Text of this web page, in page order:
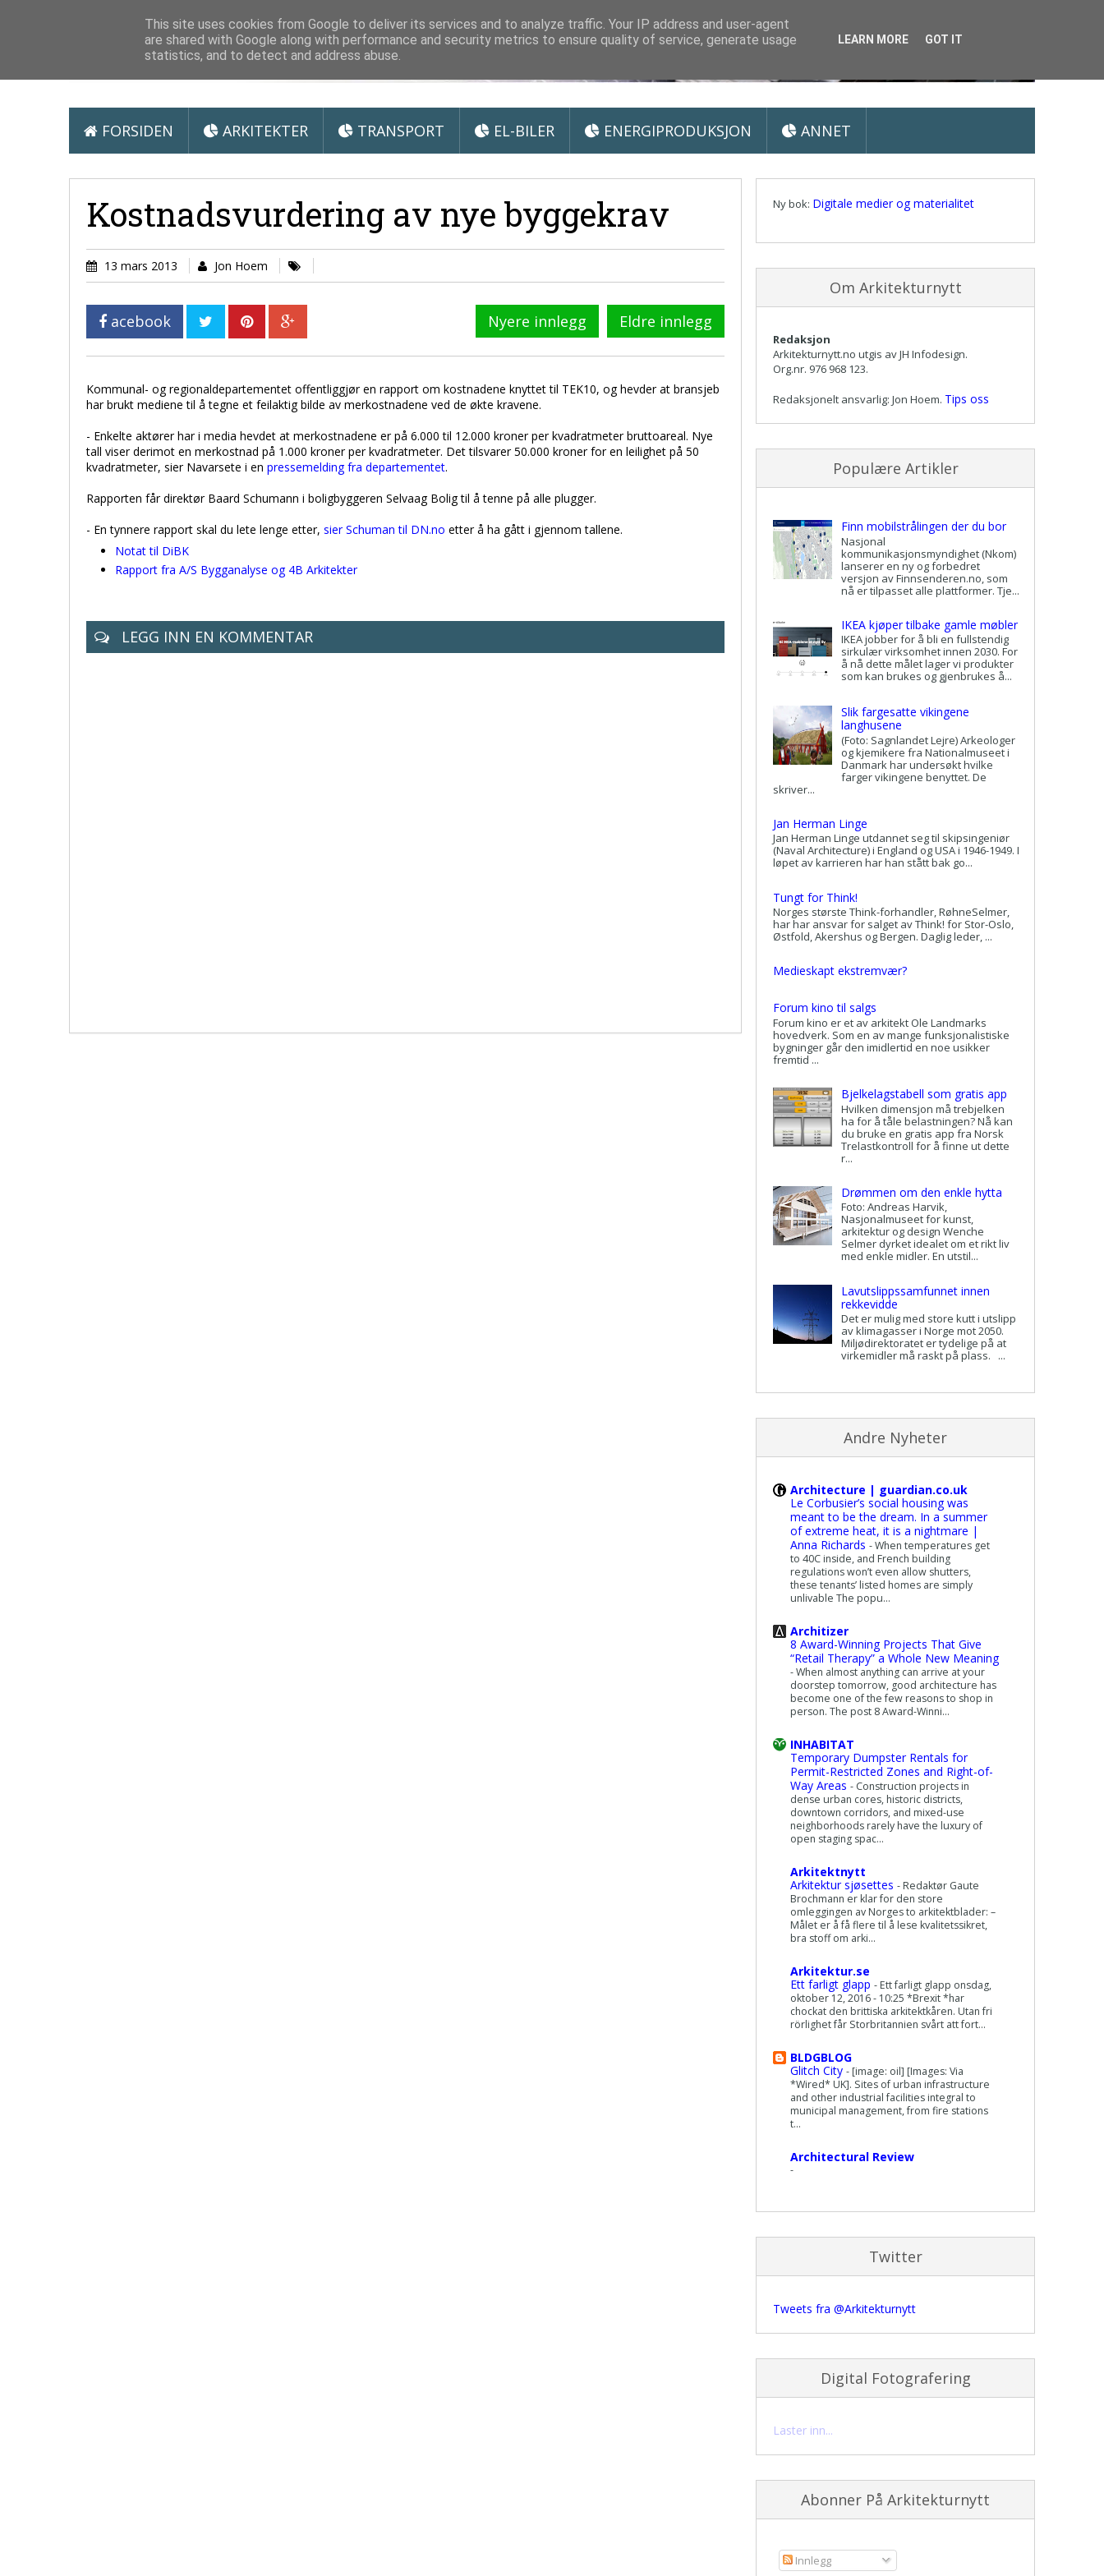
Arkitektur & Miljøteknologi
FORSIDEN ARKITEKTER TRANSPORT EL-BILER ENERGIPRODUKSJON ANNET
Kostnadsvurdering av nye byggekrav
13 mars 2013 Jon Hoem
acebook Nyere innlegg Eldre innlegg
Kommunal- og regionaldepartementet offentliggjør en rapport om kostnadene knyttet til TEK10, og hevder at bransjeb
har brukt mediene til å tegne et feilaktig bilde av merkostnadene ved de økte kravene.
- Enkelte aktører har i media hevdet at merkostnadene er på 6.000 til 12.000 kroner per kvadratmeter bruttoareal. Nye
tall viser derimot en merkostnad på 1.000 kroner per kvadratmeter. Det tilsvarer 50.000 kroner for en leilighet på 50
kvadratmeter, sier Navarsete i en pressemelding fra departementet.
Rapporten får direktør Baard Schumann i boligbyggeren Selvaag Bolig til å tenne på alle plugger.
- En tynnere rapport skal du lete lenge etter, sier Schuman til DN.no etter å ha gått i gjennom tallene.
Notat til DiBK
Rapport fra A/S Bygganalyse og 4B Arkitekter
LEGG INN EN KOMMENTAR
Ny bok: Digitale medier og materialitet
Om Arkitekturnytt
Redaksjon
Arkitekturnytt.no utgis av JH Infodesign.
Org.nr. 976 968 123.
Redaksjonelt ansvarlig: Jon Hoem. Tips oss
Populære Artikler
Finn mobilstrålingen der du bor
Nasjonal
kommunikasjonsmyndighet (Nkom)
lanserer en ny og forbedret
versjon av Finnsenderen.no, som
nå er tilpasset alle plattformer. Tje...
IKEA kjøper tilbake gamle møbler
IKEA jobber for å bli en fullstendig
sirkulær virksomhet innen 2030. For
å nå dette målet lager vi produkter
som kan brukes og gjenbrukes å...
Slik fargesatte vikingene
langhusene
(Foto: Sagnlandet Lejre) Arkeologer
og kjemikere fra Nationalmuseet i
Danmark har undersøkt hvilke
farger vikingene benyttet. De
skriver...
Jan Herman Linge
Jan Herman Linge utdannet seg til skipsingeniør
(Naval Architecture) i England og USA i 1946-1949. I
løpet av karrieren har han stått bak go...
Tungt for Think!
Norges største Think-forhandler, RøhneSelmer,
har har ansvar for salget av Think! for Stor-Oslo,
Østfold, Akershus og Bergen. Daglig leder, ...
Medieskapt ekstremvær?
Forum kino til salgs
Forum kino er et av arkitekt Ole Landmarks
hovedverk. Som en av mange funksjonalistiske
bygninger går den imidlertid en noe usikker
fremtid ...
Bjelkelagstabell som gratis app
Hvilken dimensjon må trebjelken
ha for å tåle belastningen? Nå kan
du bruke en gratis app fra Norsk
Trelastkontroll for å finne ut dette
r...
Drømmen om den enkle hytta
Foto: Andreas Harvik,
Nasjonalmuseet for kunst,
arkitektur og design Wenche
Selmer dyrket idealet om et rikt liv
med enkle midler. En utstil...
Lavutslippssamfunnet innen
rekkevidde
Det er mulig med store kutt i utslipp
av klimagasser i Norge mot 2050.
Miljødirektoratet er tydelige på at
virkemidler må raskt på plass. ...
Andre Nyheter
Architecture | guardian.co.uk
Le Corbusier’s social housing was
meant to be the dream. In a summer
of extreme heat, it is a nightmare |
Anna Richards -When temperatures get
to 40C inside, and French building
regulations won’t even allow shutters,
these tenants’ listed homes are simply
unlivable The popu...
Architizer
8 Award-Winning Projects That Give
“Retail Therapy” a Whole New Meaning
-When almost anything can arrive at your
doorstep tomorrow, good architecture has
become one of the few reasons to shop in
person. The post 8 Award-Winni...
INHABITAT
Temporary Dumpster Rentals for
Permit-Restricted Zones and Right-of-
Way Areas - Construction projects in
dense urban cores, historic districts,
downtown corridors, and mixed-use
neighborhoods rarely have the luxury of
open staging spac...
Arkitektnytt
Arkitektur sjøsettes - Redaktør Gaute
Brochmann er klar for den store
omleggingen av Norges to arkitektblader: –
Målet er å få flere til å lese kvalitetssikret,
bra stoff om arki...
Arkitektur.se
Ett farligt glapp - Ett farligt glapp onsdag,
oktober 12, 2016 - 10:25 *Brexit *har
chockat den brittiska arkitektkåren. Utan fri
rörlighet får Storbritannien svårt att fort...
BLDGBLOG
Glitch City - [image: oil] [Images: Via
*Wired* UK]. Sites of urban infrastructure
and other industrial facilities integral to
municipal management, from fire stations
t...
Architectural Review
-
Twitter
Tweets fra @Arkitekturnytt
Digital Fotografering
Laster inn...
Abonner På Arkitekturnytt
Innlegg
This site uses cookies from Google to deliver its services and to analyze traffic. Your IP address and user-agent
are shared with Google along with performance and security metrics to ensure quality of service, generate usage
statistics, and to detect and address abuse.
LEARN MORE GOT IT